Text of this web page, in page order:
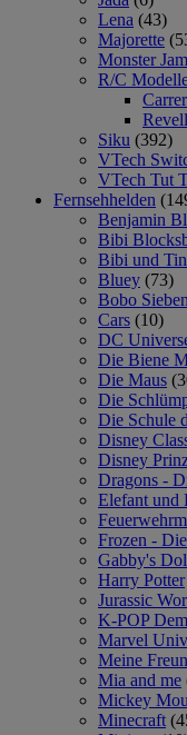
Lena (43)
Majorette
Monster Jam
R/C
Siku (392)
VTech
VTech Tut
Fernsehhelden
Benjamin
Bibi
Bibi und
Bluey (73)
Bobo
Cars (10)
DC
Die Biene
Die Maus
Die
Die Schule
Disney
Disney
Dragons -
Elefant und
Frozen -
Gabby's
Harry Potter
Jurassic
K-POP
Marvel
Meine
Mia and me
Mickey
Minecraft